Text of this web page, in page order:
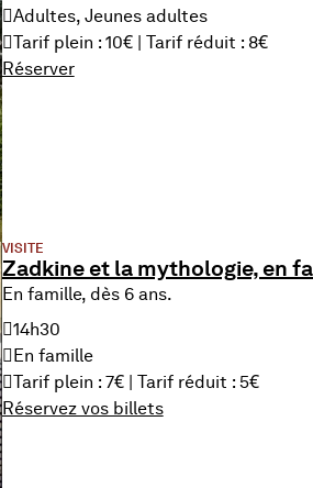
Adultes, Jeunes adultes
Tarif plein : 10€ | Tarif réduit : 8€
Réserver
VISITE
Zadkine et la mythologie, en
En famille, dès 6 ans.
14h30
En famille
Tarif plein : 7€ | Tarif réduit : 5€
Réservez vos billets